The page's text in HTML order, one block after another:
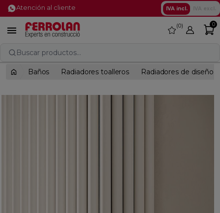
Atención al cliente IVA incl.
 favorite
0 0
Buscar productos...
Baños Radiadores toalleros Radiadores de diseño